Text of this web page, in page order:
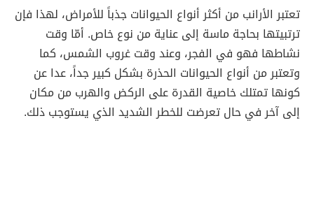
تعتبر الأرانب من أكثر أنواع الحيوانات جذباً للأمراض، لهذا فإن
ترتبيتها بحاجة ماسة إلى عناية من نوع خاص. أمّا وقت
نشاطها فهو في الفجر، وعند وقت غروب الشمس، كما
وتعتبر من أنواع الحيوانات الحذرة بشكل كبير جداً، عدا عن
كونها تمتلك خاصية القدرة على الركض والهرب من مكان
إلى آخر في حال تعرضت للخطر الشديد الذي يستوجب ذلك.